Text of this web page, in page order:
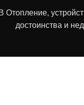
достоинства и